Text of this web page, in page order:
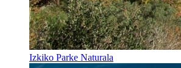
Izkiko Parke Naturala